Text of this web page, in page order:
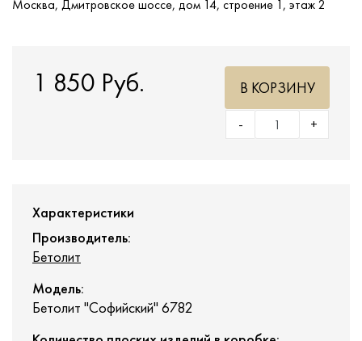
Москва, Дмитровское шоссе, дом 14, строение 1, этаж 2
1 850 Руб.
+
-
В КОРЗИНУ
Характеристики
Производитель:
Бетолит
Модель:
Бетолит "Софийский" 6782